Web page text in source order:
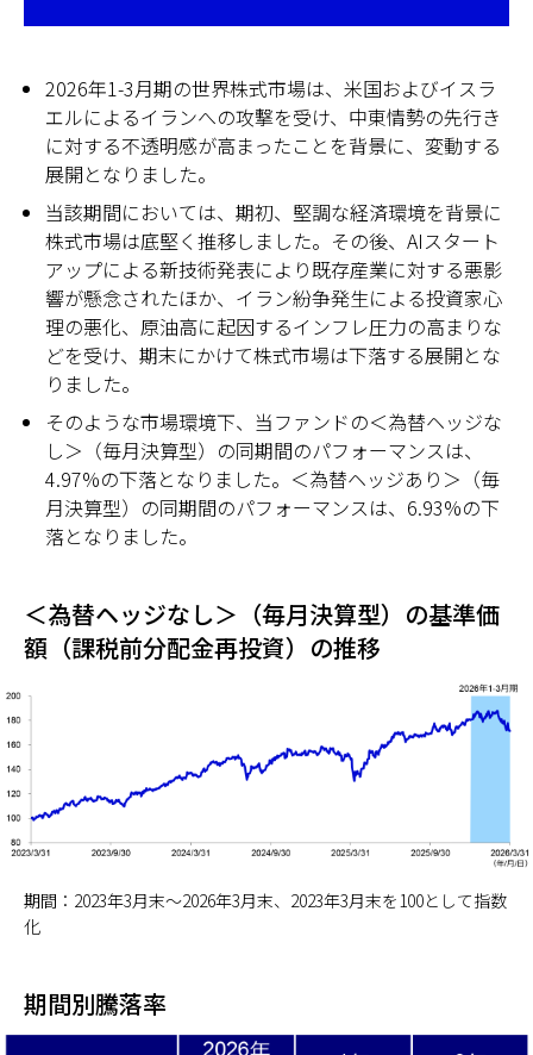
2026年1-3月期の世界株式市場は、米国およびイスラ
エルによるイランへの攻撃を受け、中東情勢の先行き
に対する不透明感が高まったことを背景に、変動する
展開となりました。
当該期間においては、期初、堅調な経済環境を背景に
株式市場は底堅く推移しました。その後、AIスタート
アップによる新技術発表により既存産業に対する悪影
響が懸念されたほか、イラン紛争発生による投資家心
理の悪化、原油高に起因するインフレ圧力の高まりな
どを受け、期末にかけて株式市場は下落する展開とな
りました。
そのような市場環境下、当ファンドの＜為替ヘッジな
し＞（毎月決算型）の同期間のパフォーマンスは、
4.97%の下落となりました。＜為替ヘッジあり＞（毎
月決算型）の同期間のパフォーマンスは、6.93%の下
落となりました。
＜為替ヘッジなし＞（毎月決算型）の基準価
額（課税前分配金再投資）の推移
期間：2023年3月末～2026年3月末、2023年3月末を100として指数
化
期間別騰落率